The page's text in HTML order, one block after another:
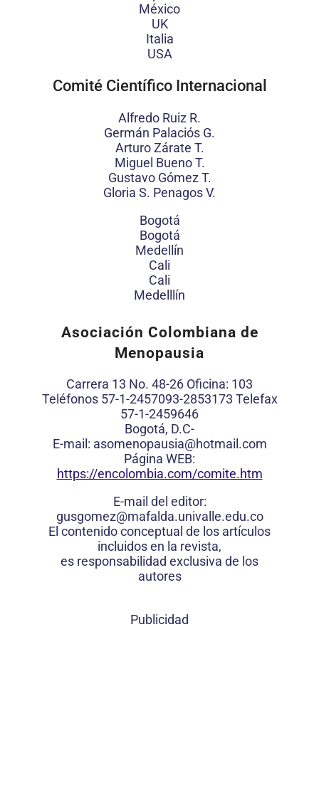
México
UK
Italia
USA
Comité Científico Internacional
Alfredo Ruiz R.
Germán Palaciós G.
Arturo Zárate T.
Miguel Bueno T.
Gustavo Gómez T.
Gloria S. Penagos V.
Bogotá
Bogotá
Medellín
Cali
Cali
Medelllín
Asociación Colombiana de
Menopausia
Carrera 13 No. 48-26 Oficina: 103
Teléfonos 57-1-2457093-2853173 Telefax
57-1-2459646
Bogotá, D.C-
E-mail: asomenopausia@hotmail.com
Página WEB:
https://encolombia.com/comite.htm
E-mail del editor:
gusgomez@mafalda.univalle.edu.co
El contenido conceptual de los artículos
incluidos en la revista,
es responsabilidad exclusiva de los
autores
Publicidad